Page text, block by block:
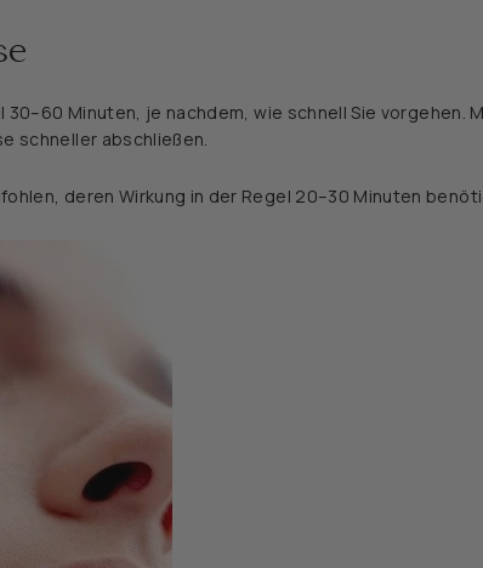
30–60 Minuten, je nachdem, wie schnell Sie vorgehen.
schneller abschließen.
deren Wirkung in der Regel 20–30 Minuten